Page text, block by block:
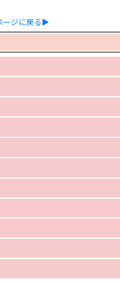
ージに戻る▶